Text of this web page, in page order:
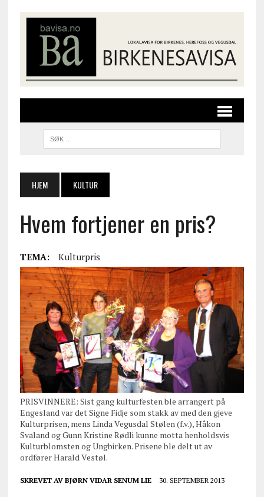
HJEM KULTUR
Hvem fortjener en pris?
TEMA: Kulturpris
PRISVINNERE: Sist gang kulturfesten ble arrangert på
Engesland var det Signe Fidje som stakk av med den gjeve
Kulturprisen, mens Linda Vegusdal Stølen (f.v.), Håkon
Svaland og Gunn Kristine Rødli kunne motta henholdsvis
Kulturblomsten og Ungbirken. Prisene ble delt ut av
ordfører Harald Vestøl.
SKREVET AV BJØRN VIDAR SENUM LIE 30. SEPTEMBER 2013